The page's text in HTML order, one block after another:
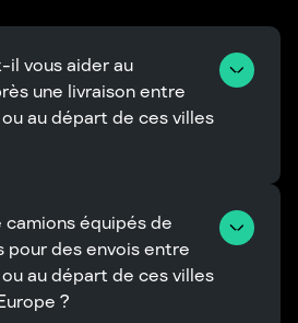
vous aider au
une livraison entre
au départ de ces villes
équipés de
pour des envois entre
au départ de ces villes
?